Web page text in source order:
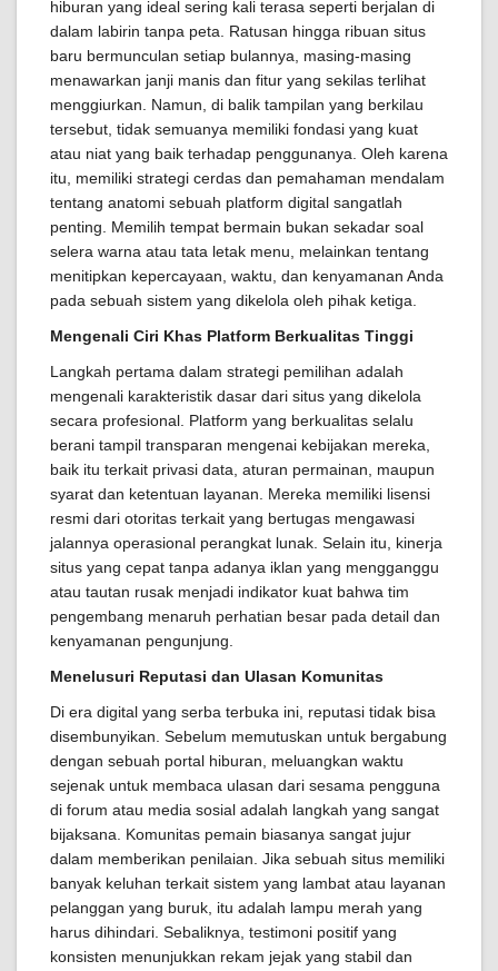
hiburan yang ideal sering kali terasa seperti berjalan di
dalam labirin tanpa peta. Ratusan hingga ribuan situs
baru bermunculan setiap bulannya, masing-masing
menawarkan janji manis dan fitur yang sekilas terlihat
menggiurkan. Namun, di balik tampilan yang berkilau
tersebut, tidak semuanya memiliki fondasi yang kuat
atau niat yang baik terhadap penggunanya. Oleh karena
itu, memiliki strategi cerdas dan pemahaman mendalam
tentang anatomi sebuah platform digital sangatlah
penting. Memilih tempat bermain bukan sekadar soal
selera warna atau tata letak menu, melainkan tentang
menitipkan kepercayaan, waktu, dan kenyamanan Anda
pada sebuah sistem yang dikelola oleh pihak ketiga.
Mengenali Ciri Khas Platform Berkualitas Tinggi
Langkah pertama dalam strategi pemilihan adalah
mengenali karakteristik dasar dari situs yang dikelola
secara profesional. Platform yang berkualitas selalu
berani tampil transparan mengenai kebijakan mereka,
baik itu terkait privasi data, aturan permainan, maupun
syarat dan ketentuan layanan. Mereka memiliki lisensi
resmi dari otoritas terkait yang bertugas mengawasi
jalannya operasional perangkat lunak. Selain itu, kinerja
situs yang cepat tanpa adanya iklan yang mengganggu
atau tautan rusak menjadi indikator kuat bahwa tim
pengembang menaruh perhatian besar pada detail dan
kenyamanan pengunjung.
Menelusuri Reputasi dan Ulasan Komunitas
Di era digital yang serba terbuka ini, reputasi tidak bisa
disembunyikan. Sebelum memutuskan untuk bergabung
dengan sebuah portal hiburan, meluangkan waktu
sejenak untuk membaca ulasan dari sesama pengguna
di forum atau media sosial adalah langkah yang sangat
bijaksana. Komunitas pemain biasanya sangat jujur
dalam memberikan penilaian. Jika sebuah situs memiliki
banyak keluhan terkait sistem yang lambat atau layanan
pelanggan yang buruk, itu adalah lampu merah yang
harus dihindari. Sebaliknya, testimoni positif yang
konsisten menunjukkan rekam jejak yang stabil dan